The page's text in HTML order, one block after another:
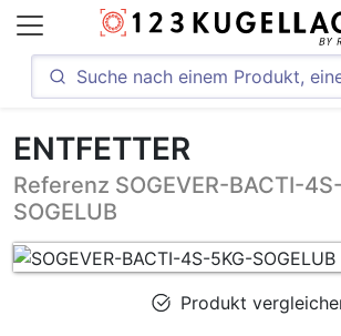
ENTFETTER
Referenz SOGEVER-BACTI-
SOGELUB
Produkt